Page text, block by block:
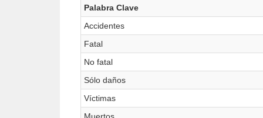
Palabra Clave
Accidentes
Fatal
No fatal
Sólo daños
Víctimas